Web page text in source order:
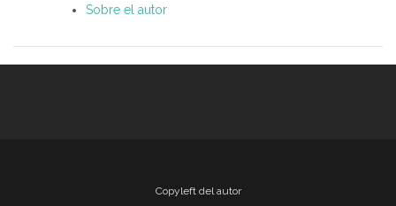
Sobre el autor
Copyleft del autor